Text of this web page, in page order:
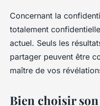
Concernant la
totalement
actuel. Seuls les
partager peuvent être
maître de vos
Bien choisir